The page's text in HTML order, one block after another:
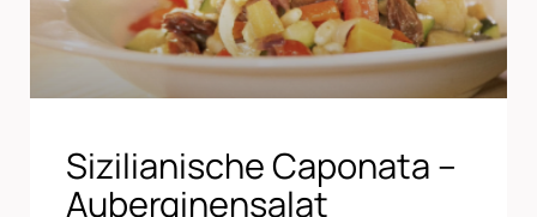
Sizilianische Caponata –
Auberginensalat